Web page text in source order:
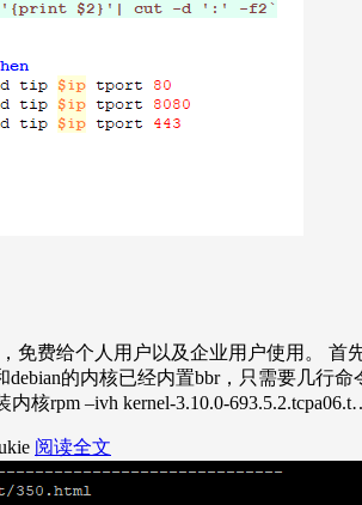
免费给个人用户以及企业用户使用。
debian的内核已经内置bbr，只需要几
核rpm –ivh kernel-3.10.0-
阅读全文